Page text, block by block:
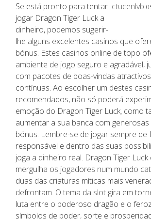
ctucenlvb
Se está pronto para tentar
jogar Dragon Tiger Luck a
dinheiro, podemos sugerir-
lhe alguns excelentes casinos que
bónus. Estes casinos online de topo
ambiente de jogo seguro e agradável,
com pacotes de boas-vindas
contínuas. Ao escolher um destes
recomendados, não só poderá
emoção do Dragon Tiger Luck, como
aumentar a sua banca com
bónus. Lembre-se de jogar sempre de
responsável e dentro das suas
joga a dinheiro real. Dragon Tiger Luck
mergulha os jogadores num mundo
duas das criaturas míticas mais
defrontam. O tema da slot gira em
luta entre o poderoso dragão e o
símbolos de poder, sorte e